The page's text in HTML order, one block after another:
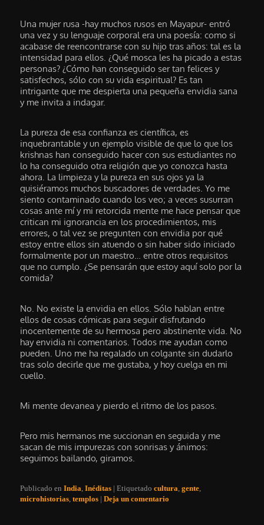
Una mujer rusa -hay muchos rusos en Mayapur- entró
una vez y su lenguaje corporal era una poesía: como si
acabase de reencontrarse con su hijo tras años: tal es la
intensidad para ellos. ¿Qué mosca les ha picado a estas
personas? ¿Cómo han conseguido ser tan felices y
satisfechos, sólo con su vida espiritual? Es tan
intrigante que me despierta una pequeña envidia sana
y me invita a indagar.
La pureza de esa confianza es científica, es
inquebrantable y un ejemplo visible de que lo que los
krishnas han conseguido hacer con sus estudiantes no
lo ha conseguido otra religión que yo conozca hasta
ahora. La limpieza y la pureza en sus ojos ya la
quisiéramos muchos buscadores de verdades. Yo me
siento contaminado cuando los veo; a veces susurran
cosas ante mí y mi retorcida mente me hace pensar que
critican mi ignorancia en los procedimientos, mis
errores, o tal vez se pregunten con envidia por qué
estoy entre ellos sin atuendo o sin haber sido iniciado
formalmente por un maestro… entre otros requisitos
que no cumplo. ¿Se pensarán que estoy aquí solo por la
comida?
No. No existe la envidia en ellos. Sólo hablan entre
ellos de cosas cómicas para seguir disfrutando
inocentemente de su hermosa pero abstinente vida. No
hay envidia ni comentarios. Todos me ayudan como
pueden. Uno me ha regalado un colgante sin dudarlo
tras solo decirle que me gustaba, y hoy cuelga en mi
cuello.
Mi mente devanea y pierdo el ritmo de los pasos.
Pero mis hermanos me succionan en seguida y me
sacan de mis impurezas con sonrisas y ánimos:
seguimos bailando, giramos.
Publicado en India ,Inéditas |Etiquetado cultura ,gente
microhistorias ,templos |Deja un comentario